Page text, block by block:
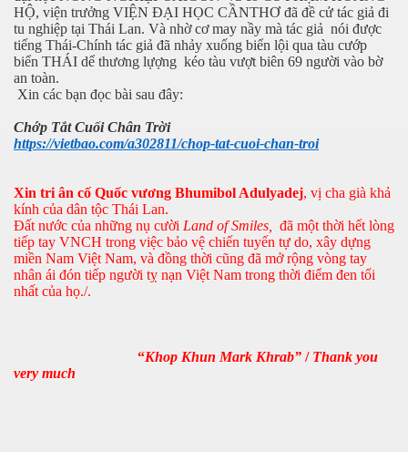
HỘ, viện trưởng VIỆN ĐẠI HỌC CẦNTHƠ đã đề cử tác giả đi
tu nghiệp tại Thái Lan. Và nhờ cơ may nầy mà tác giả nói được
tiếng Thái-Chính tác giả đã nhảy xuống biển lội qua tàu cướp
biển THÁI dể thương lựợng kéo tàu vượt biên 69 người vào bờ
an toàn.
Xin các bạn đọc bài sau đây:
Chớp Tắt Cuối Chân Trời
https://vietbao.com/a302811/chop-tat-cuoi-chan-troi
Xin tri ân cố Quốc vương Bhumibol Adulyadej, vị cha già khả
kính của dân tộc Thái Lan.
Đất nước của những nụ cười Land of Smiles,
đã một thời hết lòng
tiếp tay VNCH trong việc bảo vệ chiến tuyến tự do, xây dựng
miền Nam Việt Nam, và đồng thời cũng đã mở rộng vòng tay
nhân ái đón tiếp người tỵ nạn Việt Nam trong thời điểm đen tối
nhất của họ./.
“Khop Khun Mark Khrab” /Thank you
very much
Kỳ